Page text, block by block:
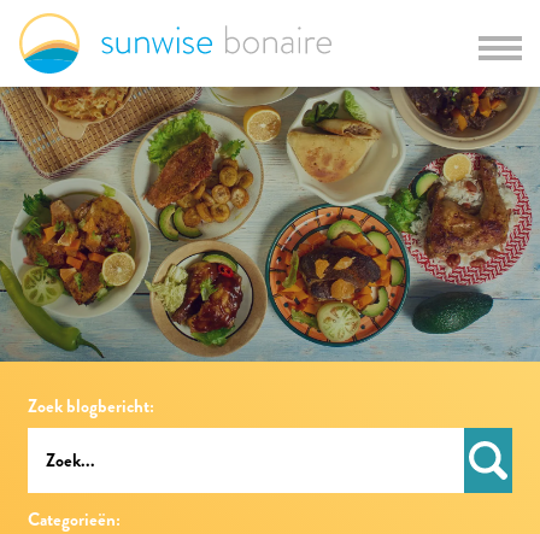
Zoek blogbericht:
Categorieën: